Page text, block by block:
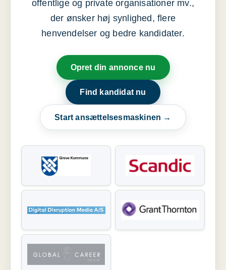
offentlige og private organisationer mv.,
der ønsker høj synlighed, flere
henvendelser og bedre kandidater.
Opret din annonce nu
Find kandidat nu
Start ansættelsesmaskinen →